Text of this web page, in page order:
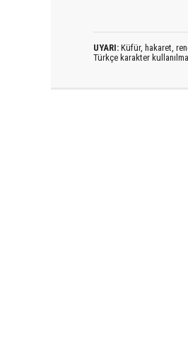
UYARI: Küfür, hakaret,
Türkçe karakter